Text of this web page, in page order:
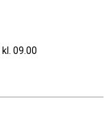
kl. 09.00